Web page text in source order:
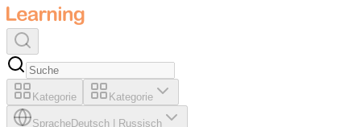
Kategorie Kategorie
SpracheDeutsch Russisch